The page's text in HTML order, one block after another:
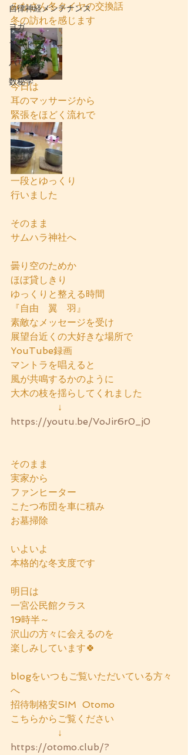
自律神経メンテナンス
ヨガ
フード
バリ
数秘学
みなさん冬タイヤの交換話
冬の訪れを感じます
今日は
耳のマッサージから
緊張をほどく流れで
一段とゆっくり
行いました
そのまま
サムハラ神社へ
曇り空のためか
ほぼ貸しきり
ゆっくりと整える時間
『自由　翼　羽』
素敵なメッセージを受け
展望台近くの大好きな場所で
YouTube録画
マントラを唱えると
風が共鳴するかのように
大木の枝を揺らしてくれました
↓
https://youtu.be/VoJir6r0_j0
そのまま
実家から
ファンヒーター
こたつ布団を車に積み
お墓掃除
いよいよ
本格的な冬支度です
明日は
一宮公民館クラス
19時半～
沢山の方々に会えるのを
楽しみしています🍀
blogをいつもご覧いただいている方々
へ
招待制格安SIM  Otomo
こちらからご覧ください
↓
https://otomo.club/?